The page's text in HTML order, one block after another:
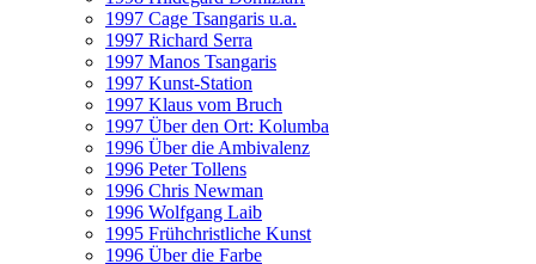
1997 Cage Tsangaris u.a.
1997 Richard Serra
1997 Manos Tsangaris
1997 Kunst-Station
1997 Klaus vom Bruch
1997 Über den Ort: Kolumba
1996 Über die Ambivalenz
1996 Peter Tollens
1996 Chris Newman
1996 Wolfgang Laib
1995 Frühchristliche Kunst
1996 Über die Farbe